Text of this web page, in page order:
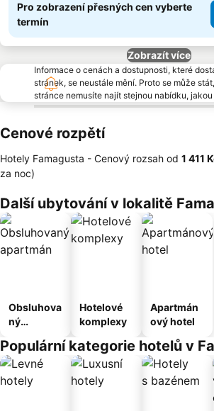
Pro zobrazení přesných cen vyberte
termín
Zobrazít více
Informace o cenách a dostupnosti, které
stránek, se neustále mění. Proto se může
stránce nemusíte najít stejnou nabídku,
Cenové rozpětí
Hotely Famagusta - Cenový rozsah od ‎1 411
za noc)
Další ubytování v lokalitě
Obsluhova
ný
Hotelové
komplexy
Apartmán
ový hotel
Populární kategorie hotelů v